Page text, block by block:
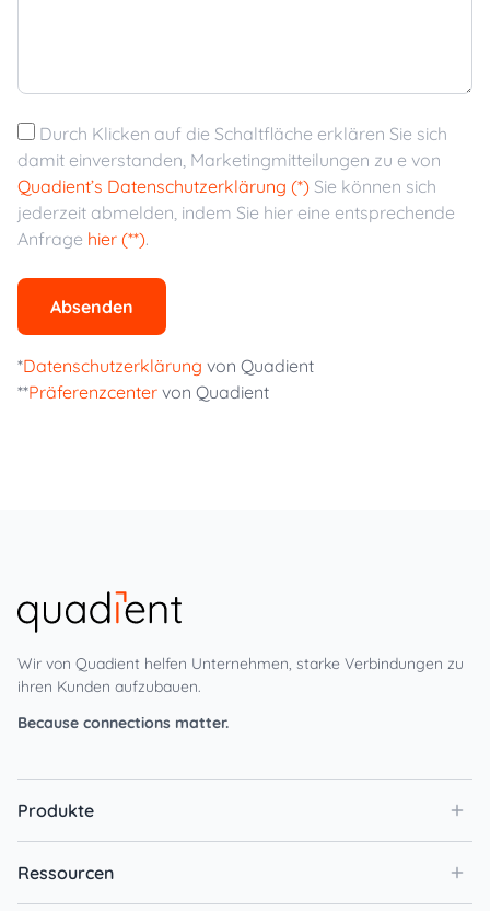
Durch Klicken auf die Schaltfläche erklären Sie sich
damit einverstanden, Marketingmitteilungen zu e von
Quadient’s Datenschutzerklärung (*) Sie können sich
jederzeit abmelden, indem Sie hier eine entsprechende
Anfrage hier (**).
Absenden
*Datenschutzerklärung von Quadient
**Präferenzcenter von Quadient
Wir von Quadient helfen Unternehmen, starke Verbindungen zu
ihren Kunden aufzubauen.
Because connections matter.
Produkte
Ressourcen